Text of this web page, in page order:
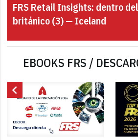
FRS Retail Insights: dentro
británico (3) — Iceland
EBOOKS FRS /
chevron_left